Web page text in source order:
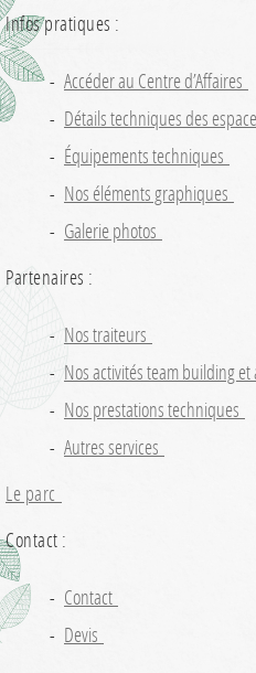
Infos pratiques :
Accéder au Centre d’Affaires
Détails techniques des
Équipements techniques
Nos éléments graphiques
Galerie photos
Partenaires :
Nos traiteurs
Nos activités team building
Nos prestations techniques
Autres services
Le parc
Contact :
Contact
Devis